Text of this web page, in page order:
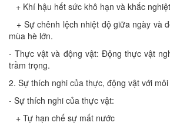
+ Khí hậu hết sức khô hạn và khắc
+ Sự chênh lệch nhiệt độ giữa ngày và
mùa hè lớn.
- Thực vật và động vật: Động thực vật
trầm trọng.
2. Sự thích nghi của thực, động vật với
- Sự thích nghi của thực vật:
+ Tự hạn chế sự mất nước